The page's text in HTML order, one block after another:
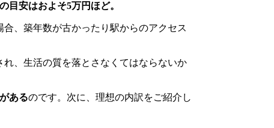
目安はおよそ5万円ほど。
、築年数が古かったり駅からのアクセス
、生活の質を落とさなくてはならないか
あるのです。次に、理想の内訳をご紹介し